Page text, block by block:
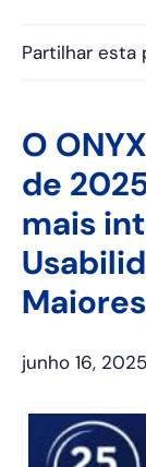
Partilhar esta
O
de
mais
junho 16, 2025